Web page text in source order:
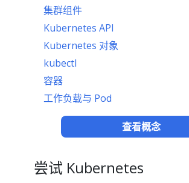
集群组件
Kubernetes API
Kubernetes 对象
kubectl
容器
工作负载与 Pod
查看概念
尝试 Kubernetes